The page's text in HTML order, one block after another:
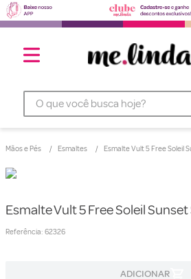
O que você busca hoje?
Mãos e Pés Esmaltes Esmalte Vult 5 Free Soleil
Esmalte Vult 5 Free Soleil
Referência: 62326